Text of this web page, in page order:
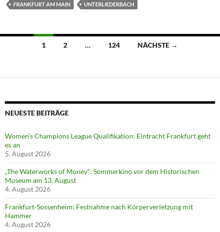
FRANKFURT AM MAIN UNTERLIEDERBACH
Beitragsnavigation
1 2 … 124 NÄCHSTE →
NEUESTE BEITRÄGE
Women’s Champions League Qualifikation: Eintracht Frankfurt geht
es an
5. August 2026
„The Waterworks of Money“: Sommerkino vor dem Historischen
Museum am 13. August
4. August 2026
Frankfurt-Sossenheim: Festnahme nach Körperverletzung mit
Hammer
4. August 2026